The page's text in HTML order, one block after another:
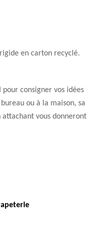
en carton recyclé.
consigner vos idées
ou à la maison, sa
vous donneront